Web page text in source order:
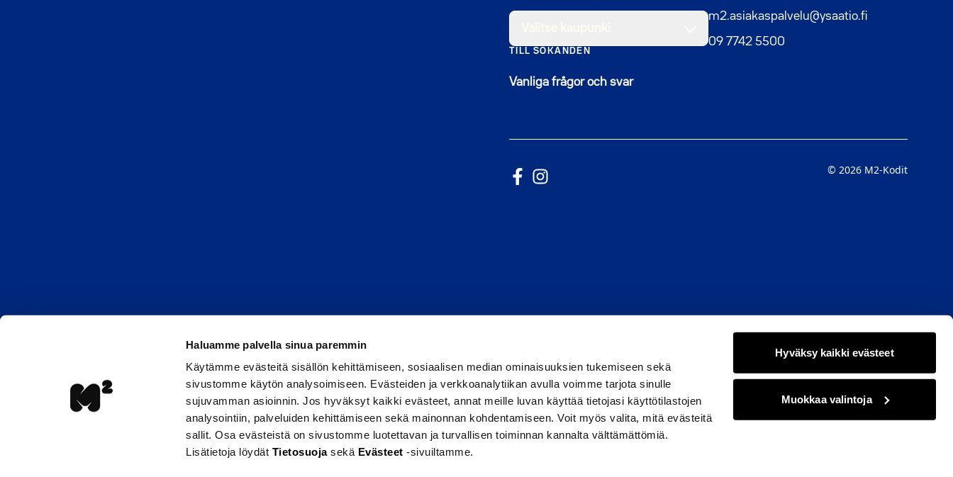
Haluamme palvella sinua paremmin
Käytämme evästeitä sisällön kehittämiseen, sosiaalisen median ominaisuuksien tukemiseen sekä
sivustomme käytön analysoimiseen. Evästeiden ja verkkoanalytiikan avulla voimme tarjota sinulle
sujuvamman asioinnin. Jos hyväksyt kaikki evästeet, annat meille luvan käyttää tietojasi käyttötilastojen
analysointiin, palveluiden kehittämiseen sekä mainonnan kohdentamiseen. Voit myös valita, mitä evästeitä
sallit. Osa evästeistä on sivustomme luotettavan ja turvallisen toiminnan kannalta välttämättömiä.
Lisätietoja löydät Tietosuojasekä Evästeet -sivuiltamme.
Hyväksy kaikki evästeet
Muokkaa valintoja
TILL SÖKANDEN
Vanliga frågor och svar
m2.asiakaspalvelu@ysaatio.fi
09 7742 5500
Följ oss på Facebook
Avautuu uuteen ikkunaan
Följ oss på Instagram
Avautuu uuteen ikkunaan © 2026 M2-Kodit